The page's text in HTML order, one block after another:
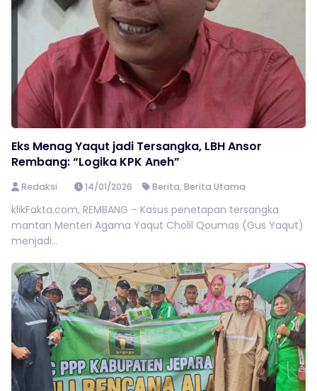
Eks Menag Yaqut jadi Tersangka, LBH Ansor
Rembang: “Logika KPK Aneh”
Redaksi 14/01/2026 Berita,Berita Utama
klikFakta.com, REMBANG – Kasus penetapan tersangka
mantan Menteri Agama Yaqut Cholil Qoumas (Gus Yaqut)
menjadi...